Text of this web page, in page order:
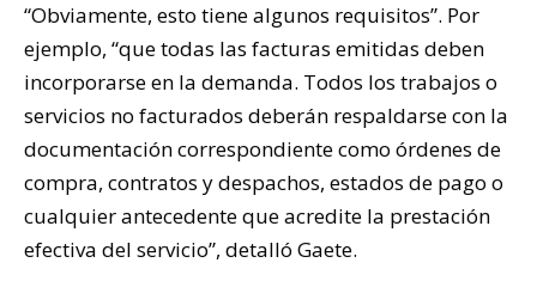
“Obviamente, esto tiene algunos requisitos”. Por
ejemplo, “que todas las facturas emitidas deben
incorporarse en la demanda. Todos los trabajos o
servicios no facturados deberán respaldarse con la
documentación correspondiente como órdenes de
compra, contratos y despachos, estados de pago o
cualquier antecedente que acredite la prestación
efectiva del servicio”, detalló Gaete.